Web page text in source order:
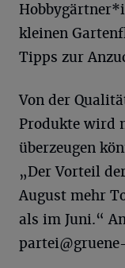
kleinen
Tipps zur
Von der
Produkte wird
überzeugen
„Der Vorteil
August mehr
als im Juni.“